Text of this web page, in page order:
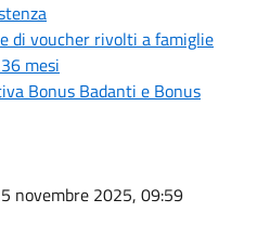
di voucher rivolti a famiglie
mesi
Bonus Badanti e Bonus
novembre 2025, 09:59